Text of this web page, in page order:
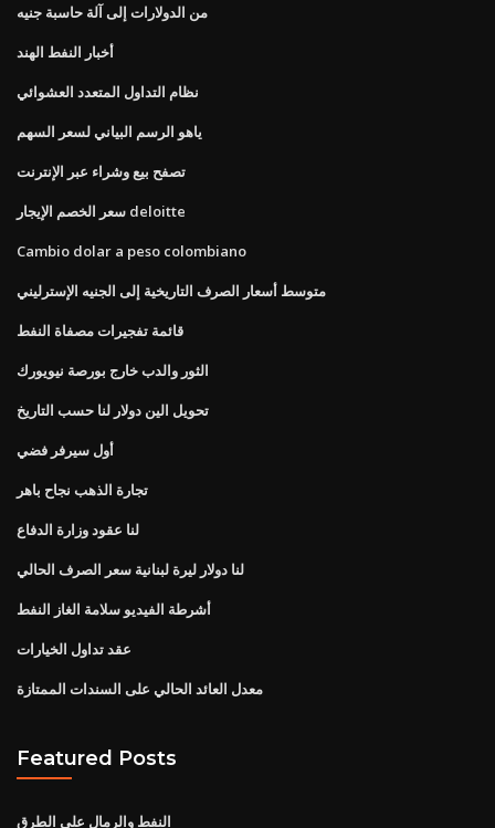
من الدولارات إلى آلة حاسبة جنيه
أخبار النفط الهند
نظام التداول المتعدد العشوائي
ياهو الرسم البياني لسعر السهم
تصفح بيع وشراء عبر الإنترنت
سعر الخصم الإيجار deloitte
Cambio dolar a peso colombiano
متوسط ​​أسعار الصرف التاريخية إلى الجنيه الإسترليني
قائمة تفجيرات مصفاة النفط
الثور والدب خارج بورصة نيويورك
تحويل الين دولار لنا حسب التاريخ
أول سيرفر فضي
تجارة الذهب نجاح باهر
لنا عقود وزارة الدفاع
لنا دولار ليرة لبنانية سعر الصرف الحالي
أشرطة الفيديو سلامة الغاز النفط
عقد تداول الخيارات
معدل العائد الحالي على السندات الممتازة
Featured Posts
النفط والرمال على الطرق